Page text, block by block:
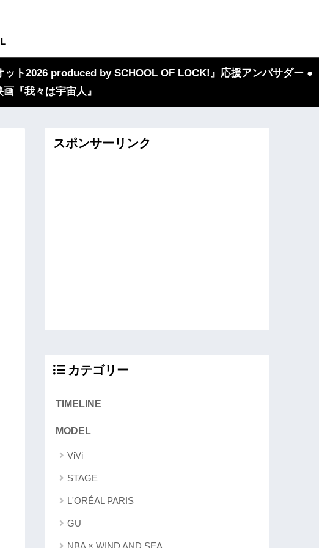
ト2026 produced by SCHOOL OF LOCK!』応援アンバサダー ●
『我々は宇宙人』
スポンサーリンク
カテゴリー
TIMELINE
MODEL
ViVi
STAGE
L'ORÉAL PARIS
GU
NBA × WIND AND SEA